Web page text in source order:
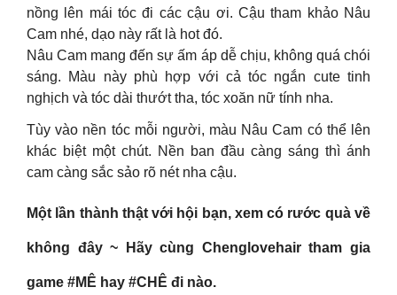
nồng lên mái tóc đi các cậu ơi. Cậu tham khảo Nâu
Cam nhé, dạo này rất là hot đó.
Nâu Cam mang đến sự ấm áp dễ chịu, không quá chói
sáng. Màu này phù hợp với cả tóc ngắn cute tinh
nghịch và tóc dài thướt tha, tóc xoăn nữ tính nha.
Tùy vào nền tóc mỗi người, màu Nâu Cam có thể lên
khác biệt một chút. Nền ban đầu càng sáng thì ánh
cam càng sắc sảo rõ nét nha cậu.
Một lần thành thật với hội bạn, xem có rước quà về
không đây ~ Hãy cùng Chenglovehair tham gia
game #MÊ hay #CHÊ đi nào.